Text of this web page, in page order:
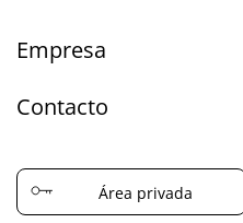
Empresa
Contacto
Área privada